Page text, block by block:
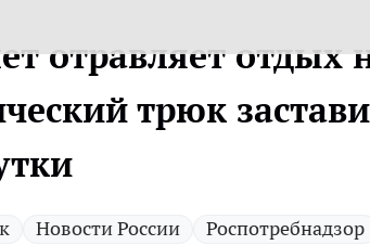
отравляет отдых
трюк
Новости России Роспотребнадзор